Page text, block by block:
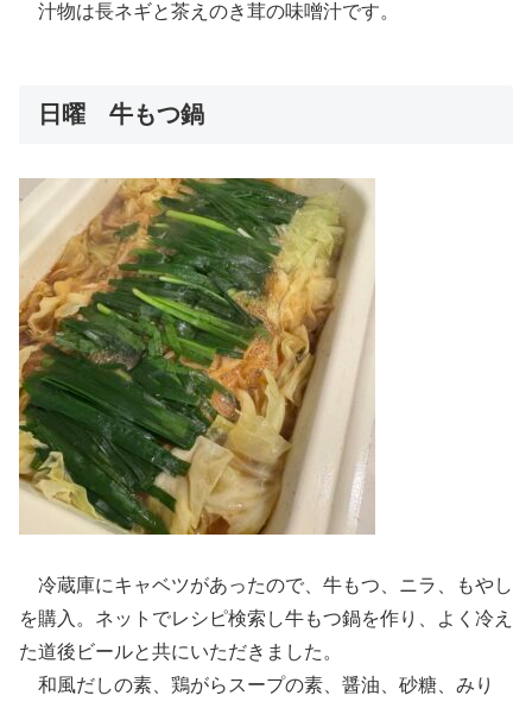
汁物は長ネギと茶えのき茸の味噌汁です。
日曜 牛もつ鍋
冷蔵庫にキャベツがあったので、牛もつ、ニラ、もやし
を購入。ネットでレシピ検索し牛もつ鍋を作り、よく冷え
た道後ビールと共にいただきました。
和風だしの素、鶏がらスープの素、醤油、砂糖、みり